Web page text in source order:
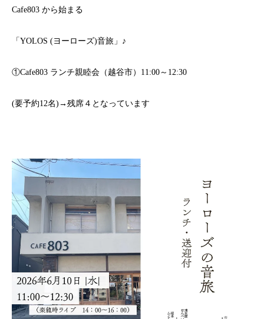
Cafe803 から始まる
「YOLOS (ヨーローズ)音旅」♪
①Cafe803 ランチ親睦会（越谷市）11:00～12:30
(要予約12名)→残席４となっています